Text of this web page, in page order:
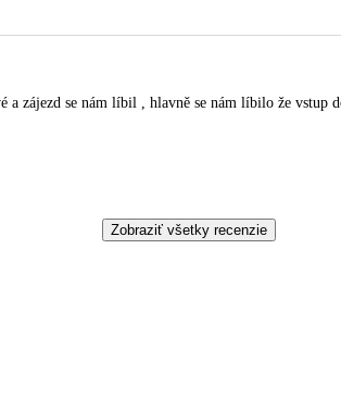
a zájezd se nám líbil , hlavně se nám líbilo že vstup
Zobraziť všetky recenzie